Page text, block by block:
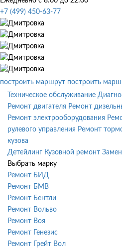
+7 (499) 450-63-77
построить маршрут построить
Техническое обслуживание
Ремонт двигателя Ремонт
Ремонт электрооборудования
рулевого управления Ремонт
кузова
Детейлинг Кузовной ремонт
Выбрать марку
Ремонт БИД
Ремонт БМВ
Ремонт Бентли
Ремонт Вольво
Ремонт Воя
Ремонт Генезис
Ремонт Грейт Вол